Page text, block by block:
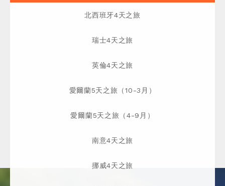
北西班牙4天之旅
瑞士4天之旅
英倫4天之旅
愛爾蘭5天之旅（10-3月）
愛爾蘭5天之旅（4-9月）
南意4天之旅
挪威4天之旅